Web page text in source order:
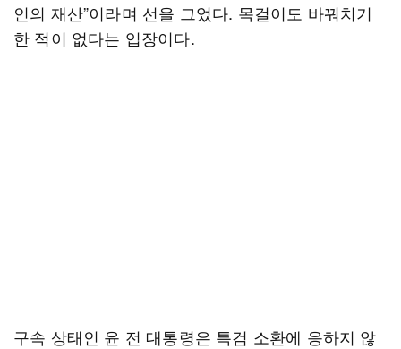
인의 재산”이라며 선을 그었다. 목걸이도 바꿔치기
한 적이 없다는 입장이다.
구속 상태인 윤 전 대통령은 특검 소환에 응하지 않